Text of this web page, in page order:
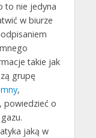
to nie jedyna
w biurze
takie jak
grupę
,
powiedzieć o
jaką w